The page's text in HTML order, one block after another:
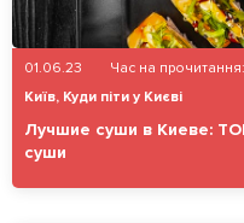
01.06.23 Час на прочитання:
Київ, Куди піти у Києві
Лучшие суши в Киеве:
суши